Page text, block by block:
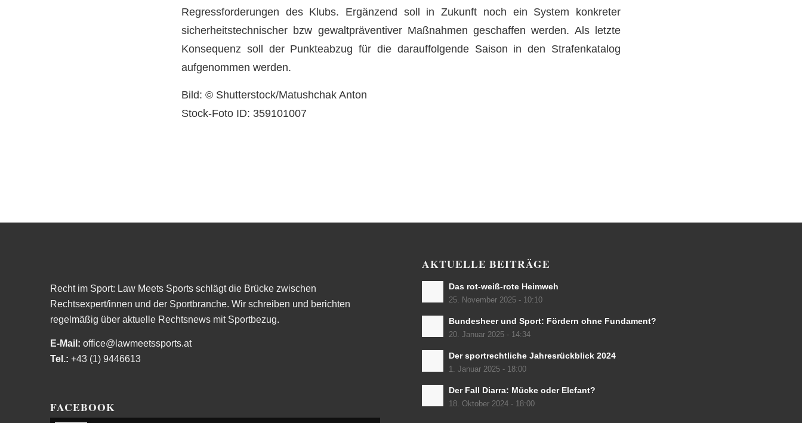
Regressforderungen des Klubs. Ergänzend soll in Zukunft noch ein System konkreter
sicherheitstechnischer bzw gewaltpräventiver Maßnahmen geschaffen werden. Als letzte
Konsequenz soll der Punkteabzug für die darauffolgende Saison in den Strafenkatalog
aufgenommen werden.
Bild: © Shutterstock/Matushchak Anton
Stock-Foto ID: 359101007
Recht im Sport: Law Meets Sports schlägt die Brücke zwischen
Rechtsexpert/innen und der Sportbranche. Wir schreiben und berichten
regelmäßig über aktuelle Rechtsnews mit Sportbezug.
E-Mail: office@lawmeetssports.at
Tel.: +43 (1) 9446613
FACEBOOK
AKTUELLE BEITRÄGE
Das rot-weiß-rote Heimweh
25. November 2025 - 10:10
Bundesheer und Sport: Fördern ohne Fundament?
20. Januar 2025 - 14:34
Der sportrechtliche Jahresrückblick 2024
1. Januar 2025 - 18:00
Der Fall Diarra: Mücke oder Elefant?
18. Oktober 2024 - 18:00